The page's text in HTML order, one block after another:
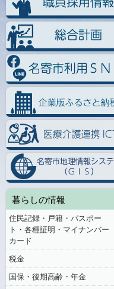
暮らしの情報
住民記録・戸籍・パスポー
ト・各種証明・マイナンバー
カード
税金
国保・後期高齢・年金